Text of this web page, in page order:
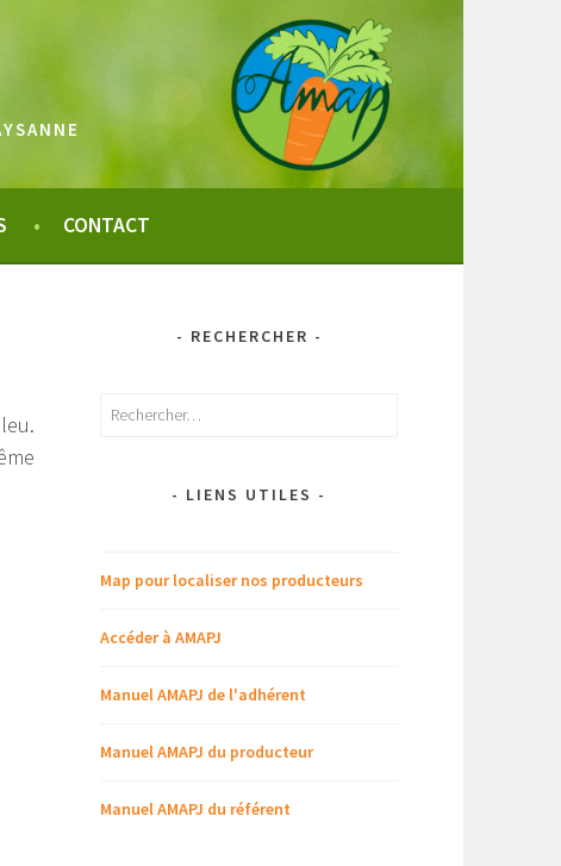
CONTACT
- RECHERCHER -
Rechercher :
- LIENS UTILES -
Map pour localiser nos producteurs
Accéder à AMAPJ
Manuel AMAPJ de l'adhérent
Manuel AMAPJ du producteur
Manuel AMAPJ du référent